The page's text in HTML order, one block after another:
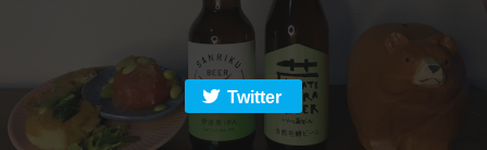
Twitter